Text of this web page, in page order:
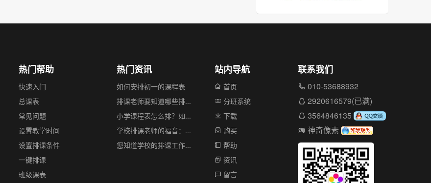
热门帮助
快速入门
总课表
常见问题
设置教学时间
设置排课条件
一键排课
班级课表
热门资讯
如何安排初一的课程表
排课老师要知道哪些排...
小学课程表怎么排？如...
学校排课老师的福音：...
您知道学校的排课工作...
站内导航
首页
分班系统
下载
购买
帮助
资讯
留言
联系我们
010-53688932
2920616579(已满)
3564846135
神奇像素